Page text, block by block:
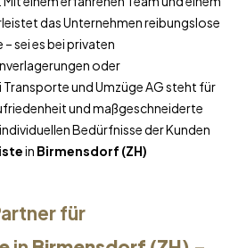
das Unternehmen reibungslose
sei es bei privaten
oder
und Umzüge AG steht für
und maßgeschneiderte
Bedürfnisse der Kunden
in Birmensdorf (ZH)
für